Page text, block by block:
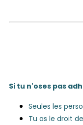
Si tu n'oses pas
Seules les
Tu as le droit